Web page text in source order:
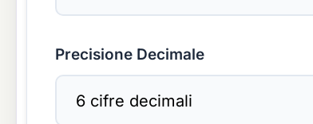
Precisione Decimale